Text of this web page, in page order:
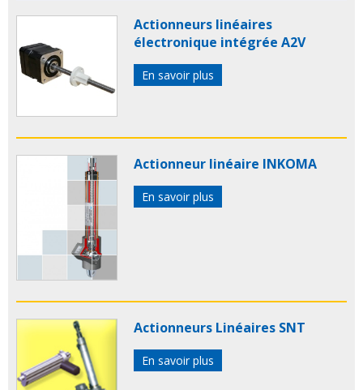
Actionneurs linéaires
électronique intégrée A2V
En savoir plus
Actionneur linéaire INKOMA
En savoir plus
Actionneurs Linéaires SNT
En savoir plus